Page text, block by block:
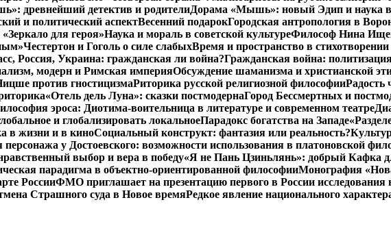
древнейший детектив и родителиДорама «Мышь»: новый Эдип и наука
и политический аспектВесенний подарокГородская антропология в
для героя»Наука и мораль в советской культуреФилософ Нина
Честертон и Гоголь о силе слабыхВремя и пространство в
Россия, Украина: гражданская ли война?Гражданская война:
модерн и Римская империяОбсуждение шаманизма и христианской
против гностицизмаРиторика русской религиозной философииРадость
«Отель дель Луна»: сказки постмодернаГород Бессмертных и
эроса: Диотима-воительница в литературе и современном театре
и глобализировать локальноеПарадокс богатства на Западе
в жизни и в киноСоциальный конструкт: фантазия или реальность?
у Достоевского: возможности использования в платоновской
выбор и вера в победу«Я не Пань Цзиньлянь»: добрый Кафка
парадигма в объектно-ориентированной философииМонография
РоссииФМО приглашает на презентацию первого в России исследования
Страшного суда в Новое времяРедкое явление национального